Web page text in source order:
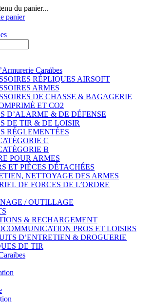
du panier...
panier
Caraïbes
RÉPLIQUES AIRSOFT
ARMES
DE CHASSE & BAGAGERIE
ET CO2
D’ALARME & DE DÉFENSE
DE TIR & DE LOISIR
RÉGLEMENTÉES
C
B
POUR ARMES
ET PIÈCES DÉTACHÉES
NETTOYAGE DES ARMES
DE FORCES DE L’ORDRE
/ OUTILLAGE
& RECHARGEMENT
PROS ET LOISIRS
D’ENTRETIEN & DROGUERIE
DE TIR